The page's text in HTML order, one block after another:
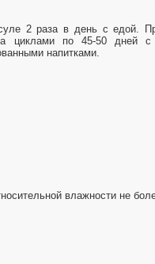
2 раза в день с едой.
циклами по 45-50 дней
напитками.
влажности не